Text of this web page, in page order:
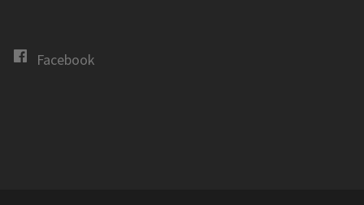
Facebook